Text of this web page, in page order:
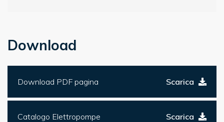
Download
Download PDF pagina Scarica
Catalogo Elettropompe Scarica